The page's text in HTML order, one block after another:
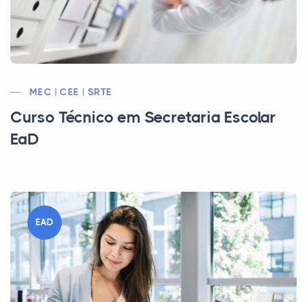
MEC | CEE | SRTE
Curso Técnico em Secretaria Escolar
EaD
EAD